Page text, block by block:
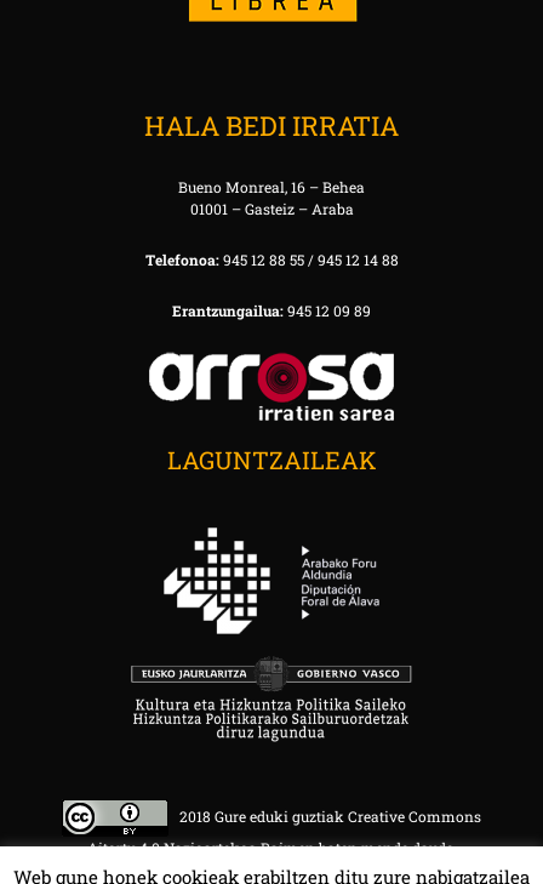
HALA BEDI IRRATIA
Bueno Monreal, 16 – Behea
01001 – Gasteiz – Araba
Telefonoa:945 12 88 55 / 945 12 14 88
Erantzungailua:945 12 09 89
LAGUNTZAILEAK
2018 Gure eduki guztiak Creative Commons
Aitortu 4.0 Nazioartekoa Baimen baten mende daude.
Web gune honek cookieak erabiltzen ditu zure nabigatzailea